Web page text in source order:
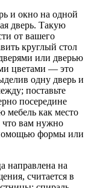
и окно на одной
дверь. Такую
от вашего
круглый стол
или дверью
цветами — это
одну дверь и
поставьте
посередине
мебель как место
что вам нужно
формы или
направлена на
считается в